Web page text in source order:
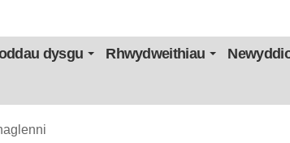
dysgu Rhwydweithiau